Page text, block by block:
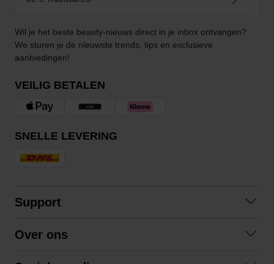
Wil je het beste beauty-nieuws direct in je inbox ontvangen?
We sturen je de nieuwste trends, tips en exclusieve
aanbiedingen!
VEILIG BETALEN
SNELLE LEVERING
Support
Algemene voorwaarden
Over ons